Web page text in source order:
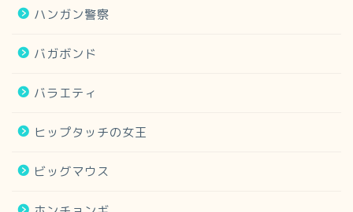
ハンガン警察
バガボンド
バラエティ
ヒップタッチの女王
ビッグマウス